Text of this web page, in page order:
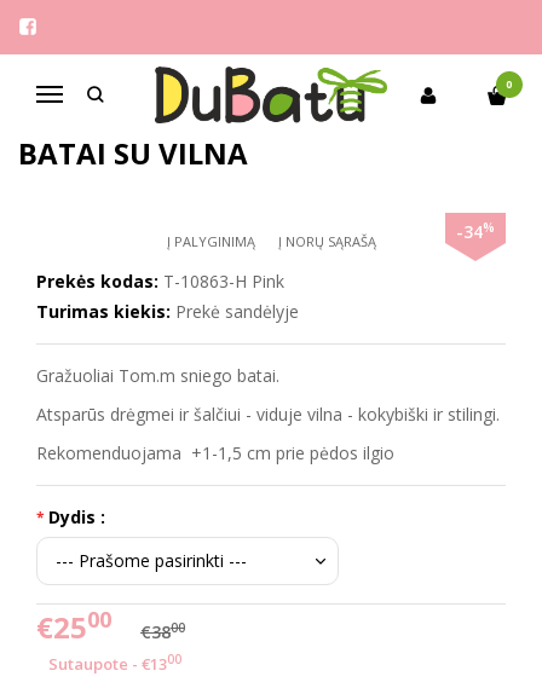
Navigacija
0
Pagrindinis
Tom.m 33-38 stilingi sniego batai su vilna
TOM.M 33-38 STILINGI SNIEGO
BATAI SU VILNA
-34%
Į PALYGINIMĄ Į NORŲ SĄRAŠĄ
Prekės kodas: T-10863-H Pink
Turimas kiekis: Prekė sandėlyje
Gražuoliai Tom.m sniego batai.
Atsparūs drėgmei ir šalčiui - viduje vilna - kokybiški ir stilingi.
Rekomenduojama +1-1,5 cm prie pėdos ilgio
Dydis :
€2500 €3800
Sutaupote - €1300